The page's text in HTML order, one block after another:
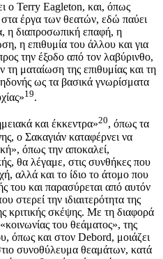
ο Terry Eagleton, και, όπως
έργα των θεατών, εδώ παύει
η διαπροσωπική επαφή, η
η επιθυμία του άλλου και για
την έξοδο από τον λαβύρινθο,
τη ματαίωση της επιθυμίας και τη
ως τα βασικά γνωρίσματα
19.
και έκκεντρα»20, όπως τα
ο Σακαγιάν καταφέρνει να
όπως την αποκαλεί,
θα λέγαμε, στις συνθήκες που
αλλά και το ίδιο το άτομο που
του και παρασύρεται από αυτόν
στερεί την ιδιαιτερότητα της
κριτικής σκέψης. Με τη διαφορά
του θεάματος», της
όπως και στον Debord, μοιάζει
συνοθύλευμα θεαμάτων, κατά